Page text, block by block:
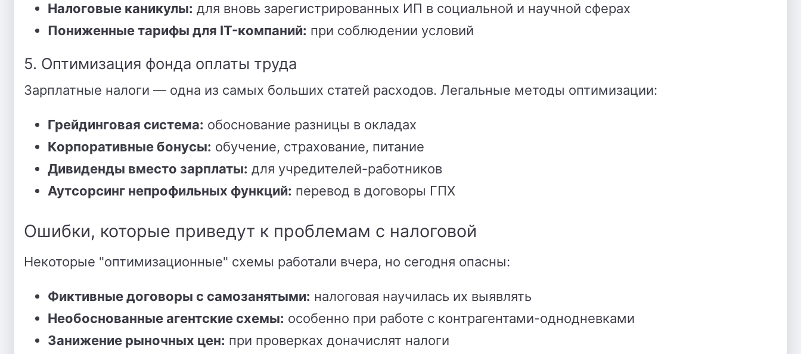
Налоговые каникулы: для вновь зарегистрированных ИП в социальной и научной сферах
Пониженные тарифы для IT-компаний: при соблюдении условий
5. Оптимизация фонда оплаты труда
Зарплатные налоги — одна из самых больших статей расходов. Легальные методы оптимизации:
Грейдинговая система: обоснование разницы в окладах
Корпоративные бонусы: обучение, страхование, питание
Дивиденды вместо зарплаты: для учредителей-работников
Аутсорсинг непрофильных функций: перевод в договоры ГПХ
Ошибки, которые приведут к проблемам с налоговой
Некоторые "оптимизационные" схемы работали вчера, но сегодня опасны:
Фиктивные договоры с самозанятыми: налоговая научилась их выявлять
Необоснованные агентские схемы: особенно при работе с контрагентами-однодневками
Занижение рыночных цен: при проверках доначислят налоги